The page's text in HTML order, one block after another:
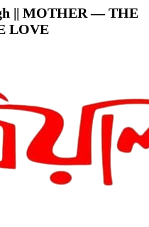
|| MOTHER — THE
LOVE